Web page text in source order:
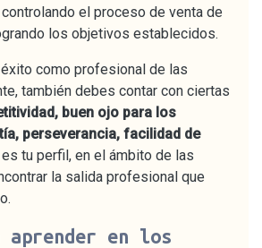
el proceso de venta de
los objetivos establecidos.
como profesional de las
también debes contar con ciertas
buen ojo para los
perseverancia, facilidad de
es tu perfil, en el ámbito de las
la salida profesional que
aprender en los